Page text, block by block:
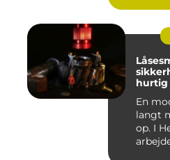
hurtig
En
langt
op. I